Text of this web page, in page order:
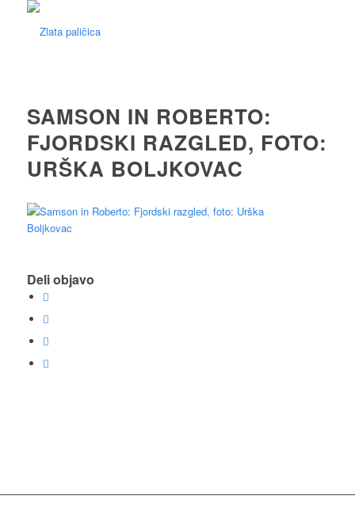
SAMSON IN ROBERTO:
FJORDSKI RAZGLED, FOTO:
URŠKA BOLJKOVAC
Deli objavo